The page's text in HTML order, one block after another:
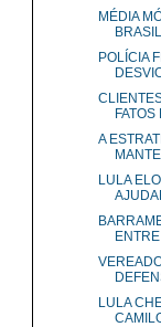
MÉDIA
POLÍCIA
FATOS
A
LULA
LULA